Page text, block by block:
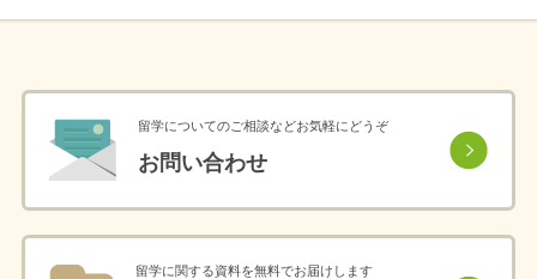
留学についてのご相談などお気軽にどうぞ
お問い合わせ
留学に関する資料を無料でお届けします